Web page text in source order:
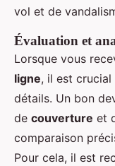
vol et de
Évaluation et
Lorsque vous
ligne, il est
détails. Un bon
de couverture et
comparaison
Pour cela, il est